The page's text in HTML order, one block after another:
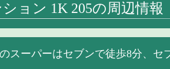
ョン 1K 205の周辺情報
スーパーはセブンで徒歩8分、セ